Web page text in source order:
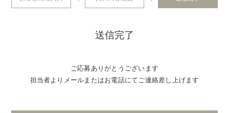
送信完了
ご応募ありがとうございます
担当者よりメールまたはお電話にてご連絡差し上げます